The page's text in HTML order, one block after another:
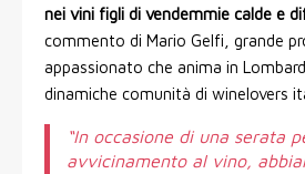
nei vini figli di vendemmie calde e
commento di Mario Gelfi, grande
appassionato che anima in
dinamiche comunità di winelovers
“In occasione di una serata
avvicinamento al vino,